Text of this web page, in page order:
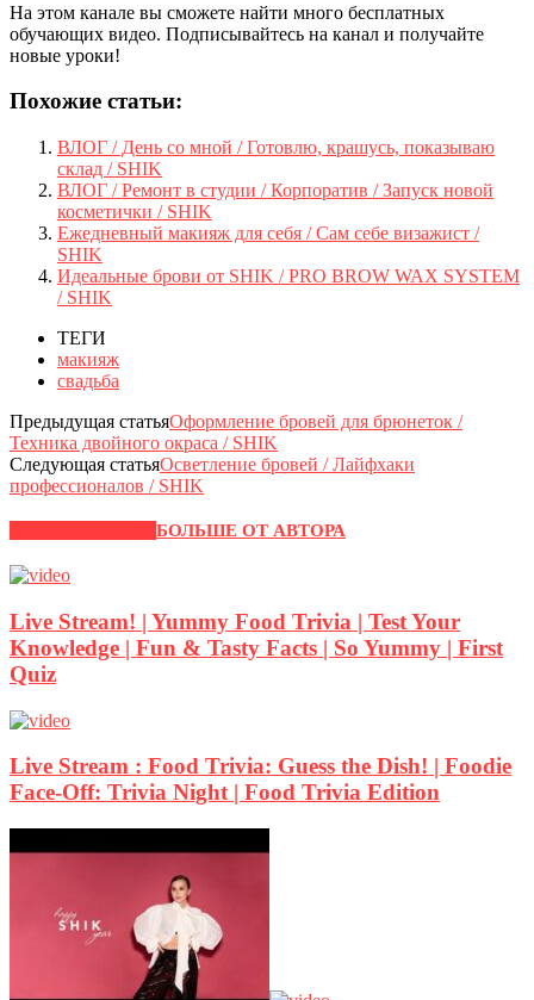
На этом канале вы сможете найти много бесплатных
обучающих видео. Подписывайтесь на канал и получайте
новые уроки!
Похожие статьи:
ВЛОГ / День со мной / Готовлю, крашусь, показываю
склад / SHIK
ВЛОГ / Ремонт в студии / Корпоратив / Запуск новой
косметички / SHIK
Ежедневный макияж для себя / Сам себе визажист /
SHIK
Идеальные брови от SHIK / PRO BROW WAX SYSTEM
/ SHIK
ТЕГИ
макияж
свадьба
Предыдущая статьяОформление бровей для брюнеток /
Техника двойного окраса / SHIK
Следующая статьяОсветление бровей / Лайфхаки
профессионалов / SHIK
БОЛЬШЕ ОТ АВТОРА
Live Stream! | Yummy Food Trivia | Test Your
Knowledge | Fun & Tasty Facts | So Yummy | First
Quiz
Live Stream : Food Trivia: Guess the Dish! | Foodie
Face-Off: Trivia Night | Food Trivia Edition